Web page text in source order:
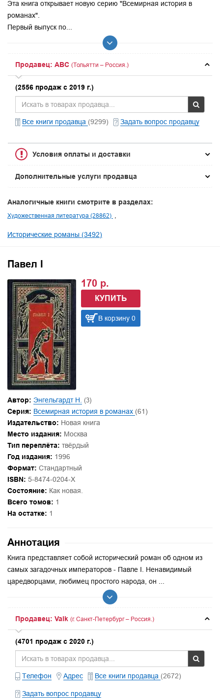
Эта книга открывает новую серию "Всемирная история в
романах".
Первый выпуск по...
Продавец: ABC (Тольятти – Россия.)
(2556 продаж с 2019 г.)
Все книги продавца (9299) Задать вопрос продавцу
Условия оплаты и доставки
Дополнительные услуги продавца
Аналогичные книги смотрите в разделах:
Художественная литература (28862)
Исторические романы (3492)
Павел I
170 р.
КУПИТЬ
В корзину 0
Автор: Энгельгардт Н. (3)
Серия: Всемирная история в романах (61)
Издательство: Новая книга
Место издания: Москва
Тип переплёта: твёрдый
Год издания: 1996
Формат: Стандартный
ISBN: 5-8474-0204-X
Состояние: Как новая.
Всего томов: 1
На остатке: 1
Аннотация
Книга представляет собой исторический роман об одном из
самых загадочных императоров - Павле I. Ненавидимый
царедворцами, любимец простого народа, он ...
Продавец: Valk (г. Санкт-Петербург – Россия.)
(4701 продаж с 2020 г.)
Телефон Адрес Все книги продавца (2672)
Задать вопрос продавцу